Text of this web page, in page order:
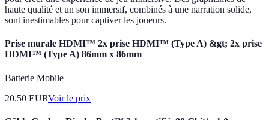
haute qualité et un son immersif, combinés à une narration solide,
sont inestimables pour captiver les joueurs.
Prise murale HDMI™ 2x prise HDMI™ (Type A) &gt; 2x prise
HDMI™ (Type A) 86mm x 86mm
Batterie Mobile
20.50 EURVoir le prix